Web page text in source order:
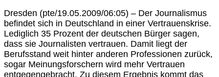
Dresden (pte/19.05.2009/06:05) – Der Journalismus
befindet sich in Deutschland in einer Vertrauenskrise.
Lediglich 35 Prozent der deutschen Bürger sagen,
dass sie Journalisten vertrauen. Damit liegt der
Berufsstand weit hinter anderen Professionen zurück,
sogar Meinungsforschern wird mehr Vertrauen
entgegengebracht. Zu diesem Ergebnis kommt das